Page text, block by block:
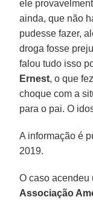
ele
ainda, que não
pudesse fazer,
droga fosse
falou tudo isso
Ernest, o que
choque com a
para o pai. O
A informação é
2019.
O caso acendeu
Associação